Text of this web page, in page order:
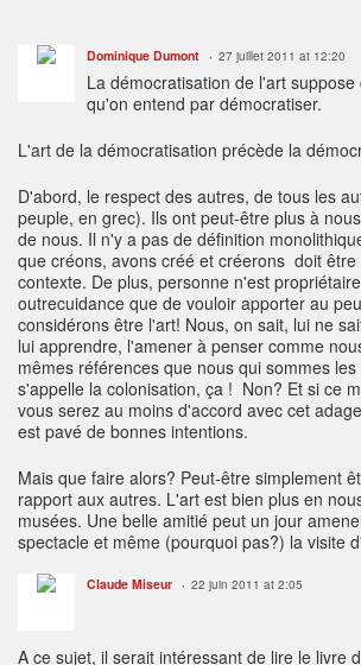
Dominique Dumont 27 juillet 2011 at 12:20
La démocratisation de l'art
qu'on entend par démocratiser.
L'art de la démocratisation précède la
D'abord, le respect des autres, de tous les
peuple, en grec). Ils ont peut-être plus à
de nous. Il n'y a pas de définition
que créons, avons créé et créerons doit être
contexte. De plus, personne n'est
outrecuidance que de vouloir apporter au
considérons être l'art! Nous, on sait, lui ne
lui apprendre, l'amener à penser comme
mêmes références que nous qui sommes
s'appelle la colonisation, ça ! Non? Et si ce
vous serez au moins d'accord avec cet
est pavé de bonnes intentions.
Mais que faire alors? Peut-être simplement
rapport aux autres. L'art est bien plus en
musées. Une belle amitié peut un jour
spectacle et même (pourquoi pas?) la visite
Claude Miseur 22 juin 2011 at 2:05
A ce sujet, il serait intéressant de lire le livre